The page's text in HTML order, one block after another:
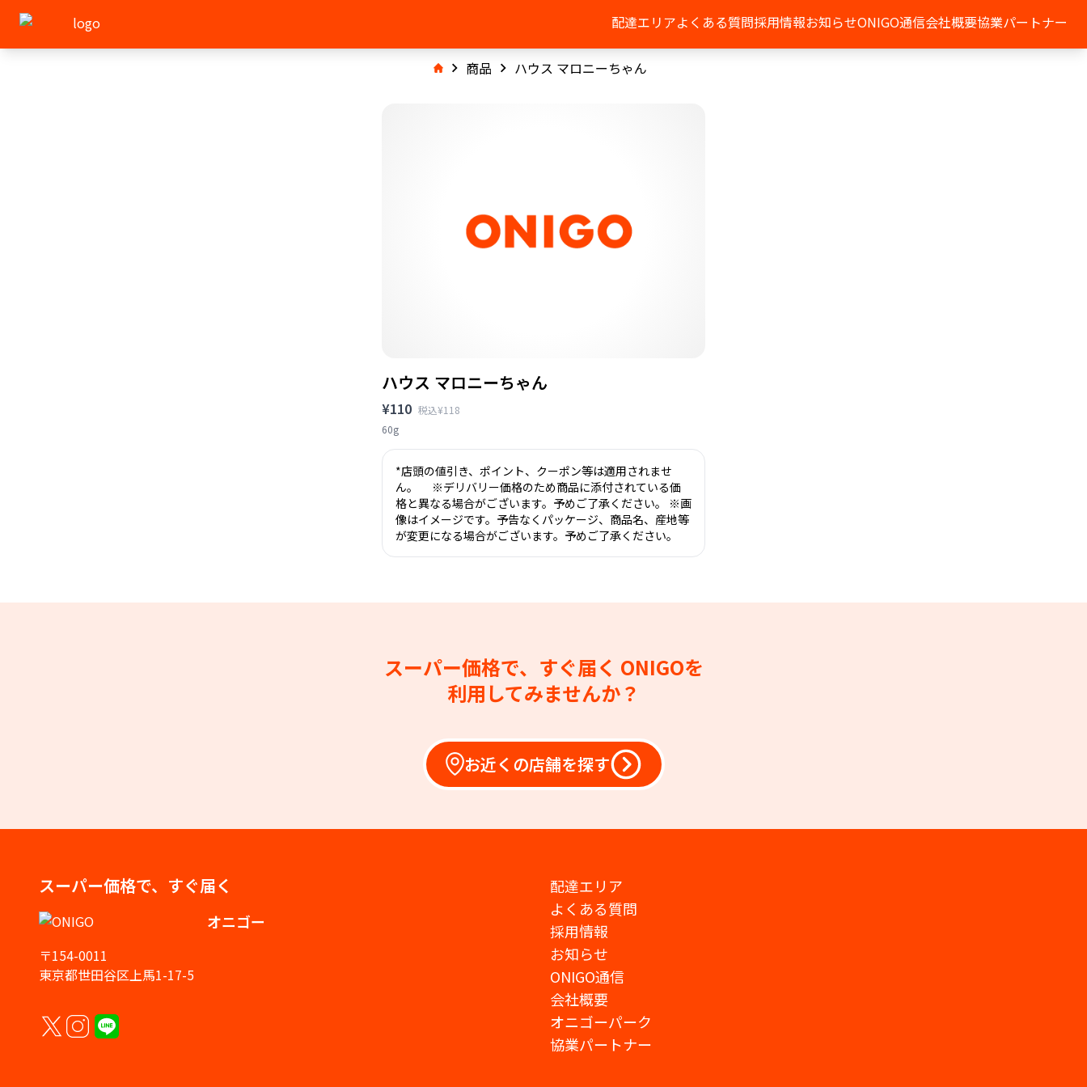
配達エリアよくある質問採用情報お知らせONIGO通信会社概要協業パートナー
商品 ハウス マロニーちゃん
ハウス マロニーちゃん
¥110 税込¥118
60g
*店頭の値引き、ポイント、クーポン等は適用されませ
ん。 ※デリバリー価格のため商品に添付されている価
格と異なる場合がございます。予めご了承ください。 ※画
像はイメージです。予告なくパッケージ、商品名、産地等
が変更になる場合がございます。予めご了承ください。
スーパー価格で、すぐ届く ONIGOを
利用してみませんか？
お近くの店舗を探す
スーパー価格で、すぐ届く
オニゴー
〒154-0011
東京都世田谷区上馬1-17-5
配達エリア
よくある質問
採用情報
お知らせ
ONIGO通信
会社概要
オニゴーパーク
協業パートナー